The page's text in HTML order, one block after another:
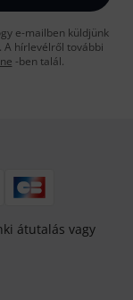
e-mailben küldjünk
hírlevélről további
-ben talál.
átutalás vagy